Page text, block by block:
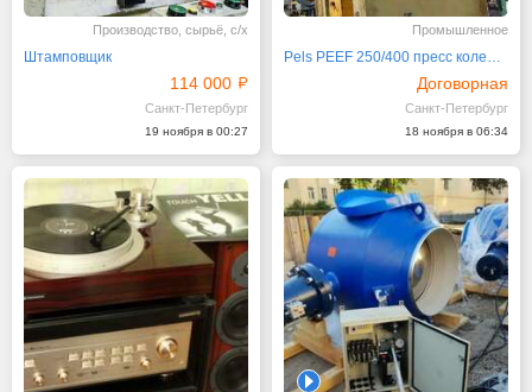
Производство, сырьё, с/х
Штамповщик
114 000
Санкт-Петербург
19 ноября в 00:27
Промышленное
Pels PEEF 250/400 пресс коленно рычажный
Договорная
Санкт-Петербург
18 ноября в 06:34
1